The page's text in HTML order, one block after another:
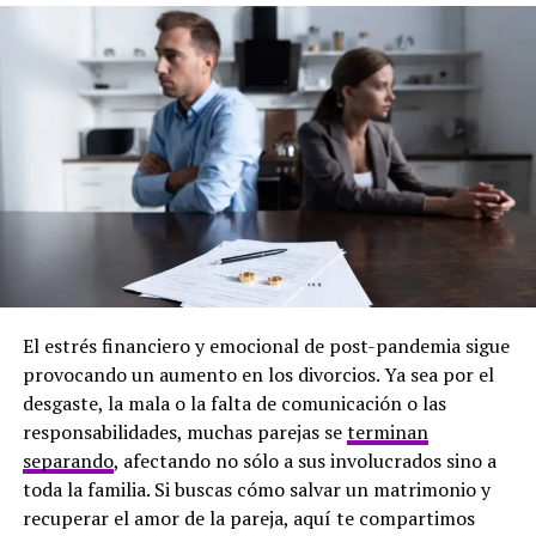
2. Para hablar sobre la disfunción
eréctil, busca el momento adecuado
Hay dos tipos de conversaciones sexuales: las que tienes
en el dormitorio y las que tienes en otros lugares. A
menudo es mejor hablar sobre la disfunción eréctil en
un momento y lugar donde ambas personas se sientan
menos vulnerables, es decir, no mientras están en la
cama, sin ropa.
3. Asegúrele a tu pareja que él no
está solo
Recuérdale que millones de hombres tienen disfunción
eréctil y que es una afección médica tratable y que
juntos pueden encontrar una solución. Además, es
importante comprender que la disfunción eréctil no
significa que él ya no esté interesado en el sexo, ni en ti.
El estrés financiero y emocional de post-pandemia sigue
provocando un aumento en los divorcios. Ya sea por el
desgaste, la mala o la falta de comunicación o las
responsabilidades, muchas parejas seterminan
separando, afectando no sólo a sus involucrados sino a
toda la familia. Si buscas cómo salvar un matrimonio y
recuperar el amor de la pareja, aquí te compartimos